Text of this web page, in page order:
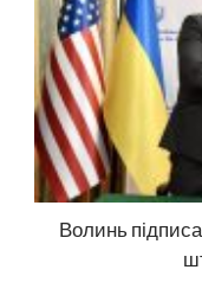
Волинь